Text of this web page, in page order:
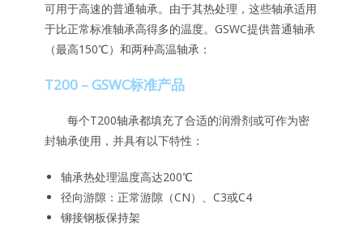
可用于高速的普通轴承。由于其热处理，这些轴承适用
于比正常标准轴承高得多的温度。GSWC提供普通轴承
（最高150℃）和两种高温轴承：
T200 – GSWC标准产品
每个T200轴承都填充了合适的润滑剂或可作为密
封轴承使用，并具有以下特性：
轴承热处理温度高达200℃
径向游隙：正常游隙（CN）、C3或C4
铆接钢板保持架